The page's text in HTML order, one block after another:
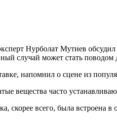
Нурболат Мутиев
случай может стать поводом
напомнил о сцене из
вещества часто
скорее всего, была встроена в